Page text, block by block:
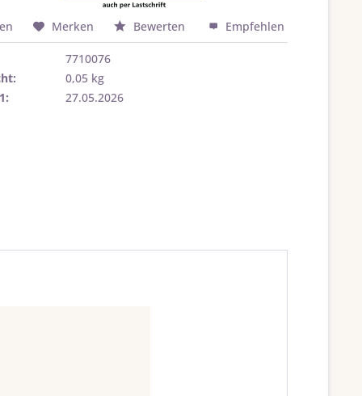
Merken Bewerten Empfehlen
7710076
0,05 kg
27.05.2026